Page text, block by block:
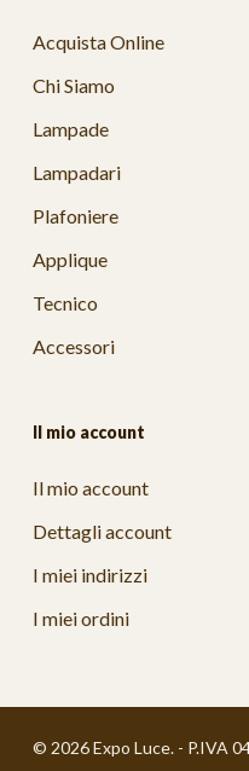
Acquista Online
Chi Siamo
Lampade
Lampadari
Plafoniere
Applique
Tecnico
Accessori
Il mio account
Il mio account
Dettagli account
I miei indirizzi
I miei ordini
© 2026 Expo Luce. - P.IVA